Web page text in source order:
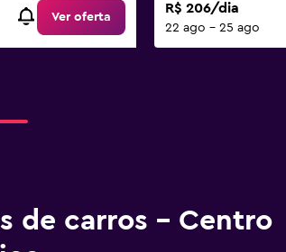
Ver oferta
R$ 206/dia
22 ago - 25 ago
de carros – Centro